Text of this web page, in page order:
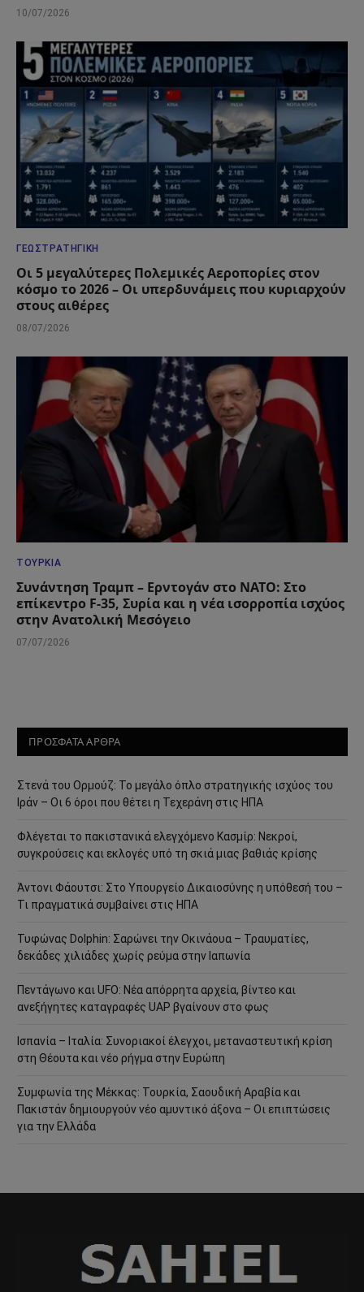
10/07/2026
ΓΕΩΣΤΡΑΤΗΓΙΚΉ
Οι 5 μεγαλύτερες Πολεμικές Αεροπορίες στον
κόσμο το 2026 – Οι υπερδυνάμεις που κυριαρχούν
στους αιθέρες
08/07/2026
ΤΟΥΡΚΊΑ
Συνάντηση Τραμπ – Ερντογάν στο ΝΑΤΟ: Στο
επίκεντρο F-35, Συρία και η νέα ισορροπία ισχύος
στην Ανατολική Μεσόγειο
07/07/2026
ΠΡΟΣΦΑΤΑ ΑΡΘΡΑ
Στενά του Ορμούζ: Το μεγάλο όπλο στρατηγικής ισχύος του
Ιράν – Οι 6 όροι που θέτει η Τεχεράνη στις ΗΠΑ
Φλέγεται το πακιστανικά ελεγχόμενο Κασμίρ: Νεκροί,
συγκρούσεις και εκλογές υπό τη σκιά μιας βαθιάς κρίσης
Άντονι Φάουτσι: Στο Υπουργείο Δικαιοσύνης η υπόθεσή του –
Τι πραγματικά συμβαίνει στις ΗΠΑ
Τυφώνας Dolphin: Σαρώνει την Οκινάουα – Τραυματίες,
δεκάδες χιλιάδες χωρίς ρεύμα στην Ιαπωνία
Πεντάγωνο και UFO: Νέα απόρρητα αρχεία, βίντεο και
ανεξήγητες καταγραφές UAP βγαίνουν στο φως
Ισπανία – Ιταλία: Συνοριακοί έλεγχοι, μεταναστευτική κρίση
στη Θέουτα και νέο ρήγμα στην Ευρώπη
Συμφωνία της Μέκκας: Τουρκία, Σαουδική Αραβία και
Πακιστάν δημιουργούν νέο αμυντικό άξονα – Οι επιπτώσεις
για την Ελλάδα